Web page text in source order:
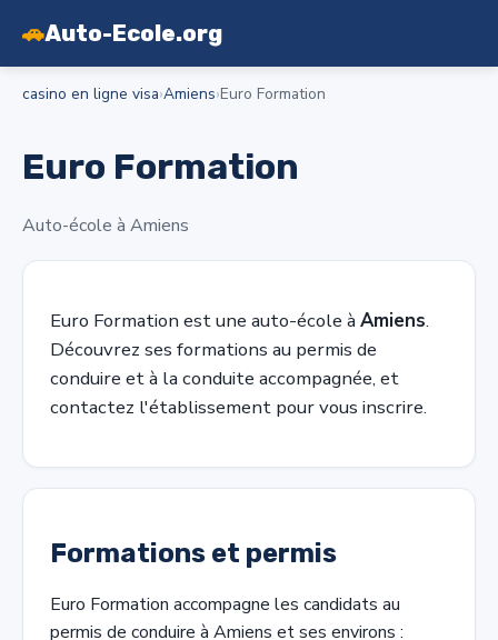
🚗Auto-Ecole.org
casino en ligne visa›Amiens›Euro Formation
Euro Formation
Auto-école à Amiens
Euro Formation est une auto-école à Amiens.
Découvrez ses formations au permis de
conduire et à la conduite accompagnée, et
contactez l'établissement pour vous inscrire.
Formations et permis
Euro Formation accompagne les candidats au
permis de conduire à Amiens et ses environs :